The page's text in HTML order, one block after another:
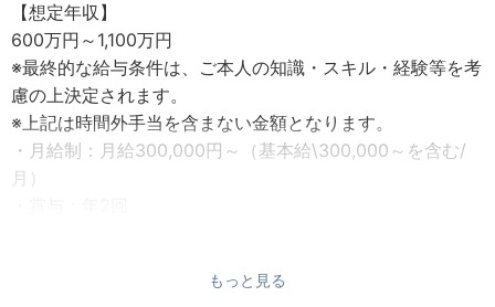
スクリターンを分析し、高いリターンを獲得しています。
・上記に加え、日常的に新しい投資商品の開拓に注力して
おり、アンテナ高く、ソーシングを行い、投資検討を行っ
ております。
その際にクオンツやアクチュアリー、プログラミングの素
養があると、それを活用しながら、商品開拓をできる機会
もあります。
な業務で活躍できる機会が設けられています。弊庫のビジ
【想定年収】
600万円～1,100万円
※最終的な給与条件は、ご本人の知識・スキル・経験等を考
慮の上決定されます。
※上記は時間外手当を含まない金額となります。
・月給制：月給300,000円～（基本給\300,000～を含む/
月）
もっと見る